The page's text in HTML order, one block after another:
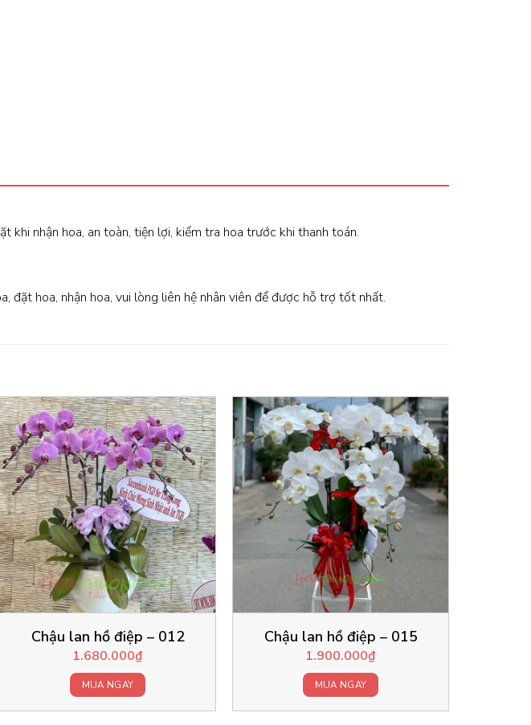
khi nhận hoa, an toàn, tiện lợi, kiểm tra hoa trước khi thanh toán.
đặt hoa, nhận hoa, vui lòng liên hệ nhân viên để được hỗ trợ tốt nhất.
Chậu lan hồ điệp – 012
1.680.000₫
MUA NGAY
Chậu lan hồ điệp – 015
1.900.000₫
MUA NGAY